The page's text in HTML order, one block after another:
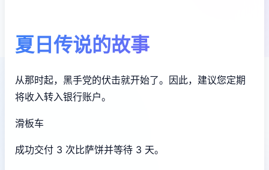
夏日传说的故事
从那时起，黑手党的伏击就开始了。因此，建议您定期
将收入转入银行账户。
滑板车
成功交付 3 次比萨饼并等待 3 天。